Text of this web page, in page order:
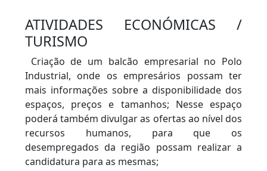
ATIVIDADES ECONÓMICAS /
TURISMO
Criação de um balcão empresarial no Polo
Industrial, onde os empresários possam ter
mais informações sobre a disponibilidade dos
espaços, preços e tamanhos; Nesse espaço
poderá também divulgar as ofertas ao nível dos
recursos humanos, para que os
desempregados da região possam realizar a
candidatura para as mesmas;